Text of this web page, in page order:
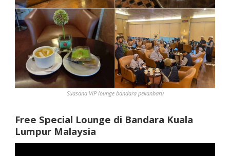
Suasana VIP lounge bandara pekanbaru
Free Special Lounge di Bandara Kuala
Lumpur Malaysia